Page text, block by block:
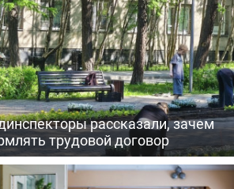
рассказали, зачем
трудовой договор